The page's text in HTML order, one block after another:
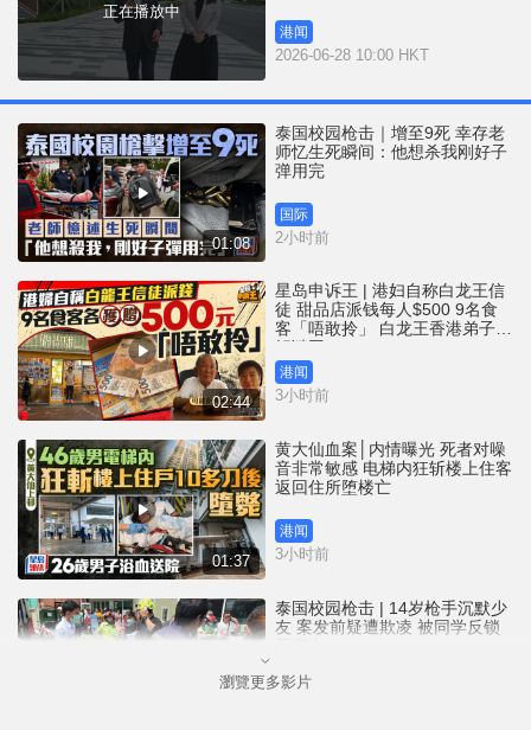
正在播放中
港闻
2026-06-28 10:00 HKT
01:08
泰国校园枪击｜增至9死 幸存老
师忆生死瞬间：他想杀我刚好子
弹用完
国际
2小时前
02:44
星岛申诉王 | 港妇自称白龙王信
徒 甜品店派钱每人$500 9名食
客「唔敢拎」 白龙王香港弟子亲
解谜团
港闻
3小时前
01:37
黄大仙血案│内情曝光 死者对噪
音非常敏感 电梯内狂斩楼上住客
返回住所堕楼亡
港闻
3小时前
泰国校园枪击 | 14岁枪手沉默少
友 案发前疑遭欺凌 被同学反锁
国际
瀏覽更多影片